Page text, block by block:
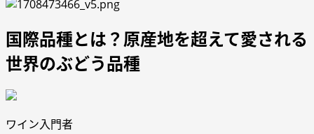
国際品種とは？原産地を超えて愛される
世界のぶどう品種
ワイン入門者